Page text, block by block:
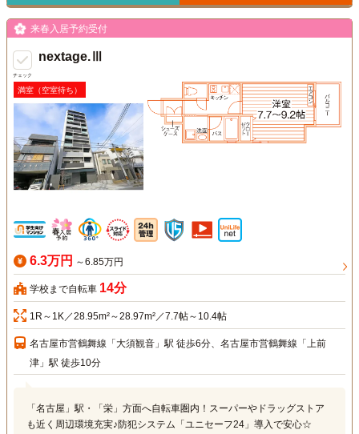
チェック
来春入居予約受付
nextage.Ⅲ
満室（空室待ち）
6.3万円 ～6.85万円
学校まで自転車 14分
1R～1K／28.95m²～28.97m²／7.7帖～10.4帖
名古屋市営鶴舞線「大須観音」駅 徒歩6分、名古屋市営鶴舞線「上前
津」駅 徒歩10分
「名古屋」駅・「栄」方面へ自転車圏内！スーパーやドラッグストア
も近く周辺環境充実♪防犯システム「ユニセーフ24」導入で安心☆